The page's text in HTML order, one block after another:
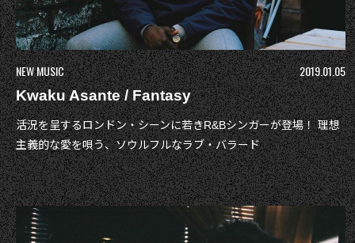
NEW MUSIC
2019.01.05
Kwaku Asante / Fantasy
活況を呈するロンドン・シーンに若きR&Bシンガーが登場！ 理想
主義的な愛を唄う、ソウルフルなラブ・バラード